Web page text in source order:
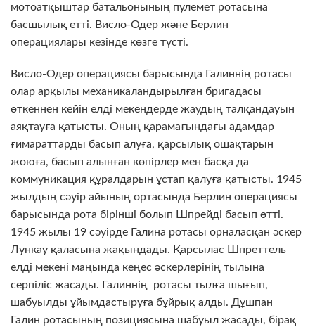
мотоатқыштар батальонының пулемет ротасына
басшылық етті. Висло-Одер және Берлин
операциялары кезінде көзге түсті.
Висло-Одер операциясы барысында Галиннің ротасы
олар арқылы механикаландырылған бригадасы
өткеннен кейін елді мекендерде жаудың талқандауын
аяқтауға қатысты. Оның қарамағындағы адамдар
ғимараттарды басып алуға, қарсылық ошақтарын
жоюға, басып алынған көпірлер мен басқа да
коммуникация құралдарын ұстап қалуға қатысты. 1945
жылдың сәуір айының ортасында Берлин операциясы
барысында рота бірінші болып Шпрейді басып өтті.
1945 жылы 19 сәуірде Галина ротасы орналасқан әскер
Лункау қаласына жақындады. Қарсылас Шпреттель
елді мекені маңында кеңес әскерлерінің тылына
серпіліс жасады. Галиннің ротасы тылға шығып,
шабуылды ұйымдастыруға бұйрық алды. Дұшпан
Галин ротасының позициясына шабуыл жасады, бірақ